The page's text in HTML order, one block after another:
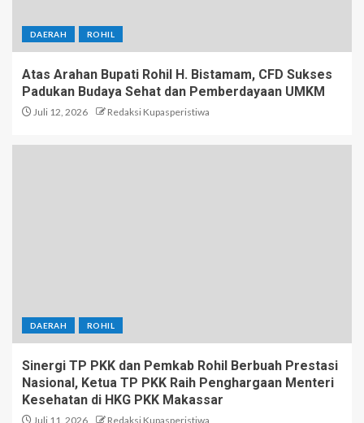
DAERAH ROHIL
Atas Arahan Bupati Rohil H. Bistamam, CFD Sukses
Padukan Budaya Sehat dan Pemberdayaan UMKM
Juli 12, 2026 Redaksi Kupasperistiwa
DAERAH ROHIL
Sinergi TP PKK dan Pemkab Rohil Berbuah Prestasi
Nasional, Ketua TP PKK Raih Penghargaan Menteri
Kesehatan di HKG PKK Makassar
Juli 11, 2026 Redaksi Kupasperistiwa